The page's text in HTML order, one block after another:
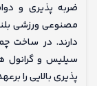
ضربه پذیری و
دارند. در ساخت
سیلیس و گرانول
پذیری بالایی را